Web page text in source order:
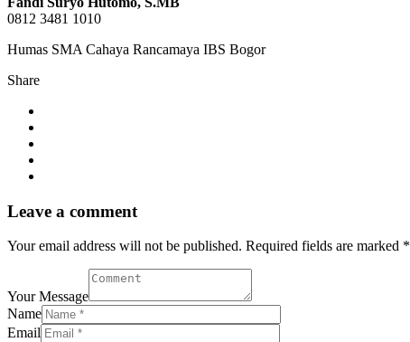
0812 3481 1010
Humas SMA Cahaya Rancamaya IBS Bogor
Share
Leave a comment
Your email address will not be published. Required fields are marked *
Your Message
Name
Email